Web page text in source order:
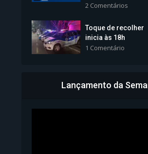
1.101 Modos de exibição
Bahia inicia emissão
2 Comentários
Toque de recolher
inicia às 18h
1 Comentário
Lançamento da